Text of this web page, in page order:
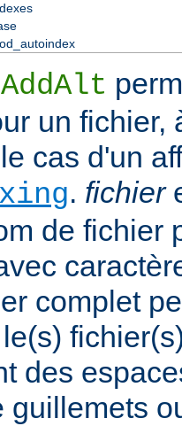
AddAlt
un fichier,
cas d'un
. fichier
de fichier
complet
des
guillemets